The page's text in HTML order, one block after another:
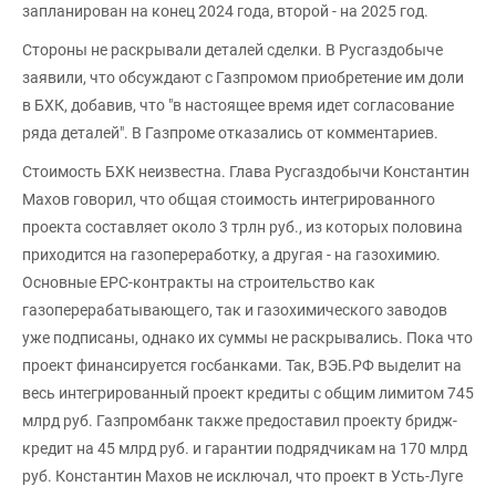
запланирован на конец 2024 года, второй - на 2025 год.
Стороны не раскрывали деталей сделки. В Русгаздобыче
заявили, что обсуждают с Газпромом приобретение им доли
в БХК, добавив, что "в настоящее время идет согласование
ряда деталей". В Газпроме отказались от комментариев.
Стоимость БХК неизвестна. Глава Русгаздобычи Константин
Махов говорил, что общая стоимость интегрированного
проекта составляет около 3 трлн руб., из которых половина
приходится на газопереработку, а другая - на газохимию.
Основные EPC-контракты на строительство как
газоперерабатывающего, так и газохимического заводов
уже подписаны, однако их суммы не раскрывались. Пока что
проект финансируется госбанками. Так, ВЭБ.РФ выделит на
весь интегрированный проект кредиты с общим лимитом 745
млрд руб. Газпромбанк также предоставил проекту бридж-
кредит на 45 млрд руб. и гарантии подрядчикам на 170 млрд
руб. Константин Махов не исключал, что проект в Усть-Луге